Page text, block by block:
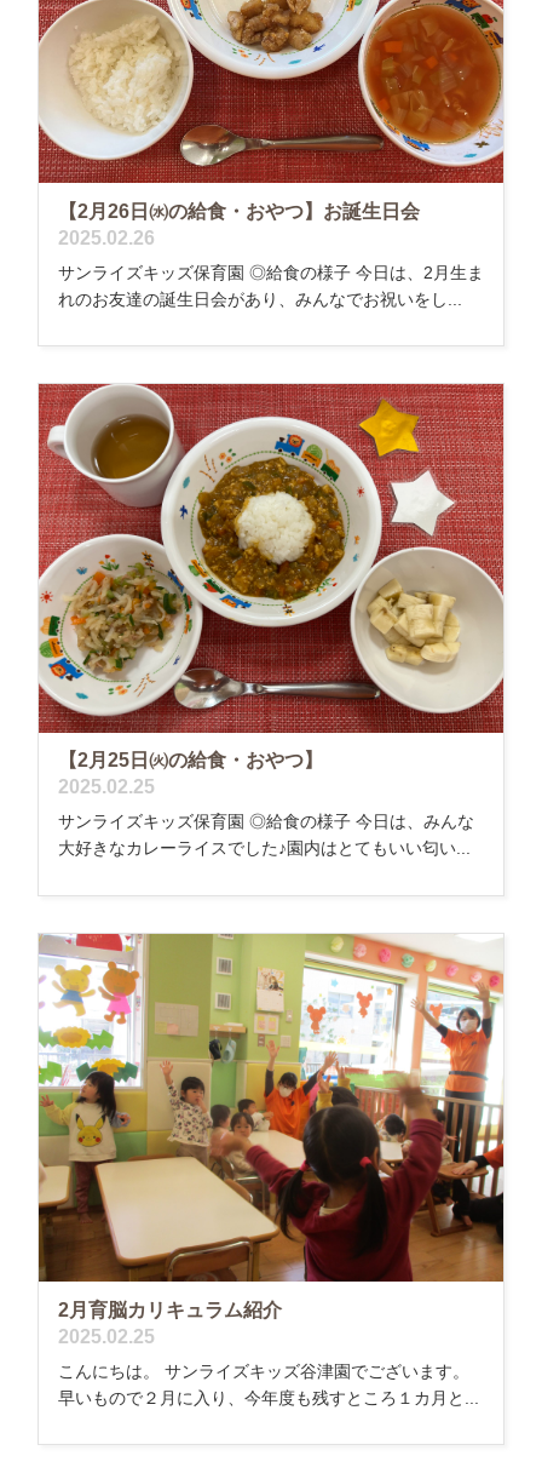
【2月26日㈬の給食・おやつ】お誕生日会
2025.02.26
サンライズキッズ保育園 ◎給食の様子 今日は、2月生ま
れのお友達の誕生日会があり、みんなでお祝いをし...
【2月25日㈫の給食・おやつ】
2025.02.25
サンライズキッズ保育園 ◎給食の様子 今日は、みんな
大好きなカレーライスでした♪園内はとてもいい匂い...
2月育脳カリキュラム紹介
2025.02.25
こんにちは。 サンライズキッズ谷津園でございます。
早いもので２月に入り、今年度も残すところ１カ月と...